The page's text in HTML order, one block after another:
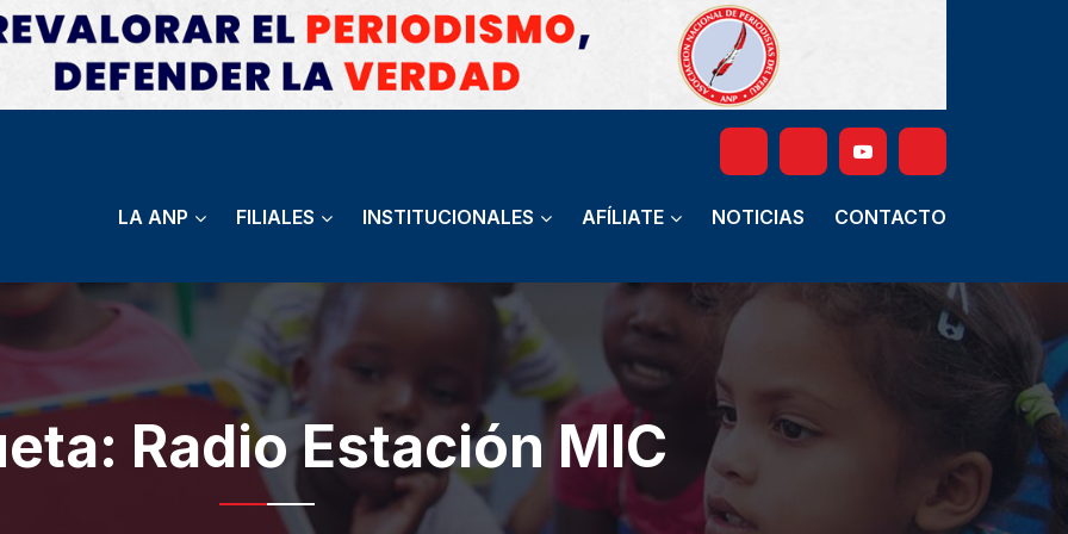
LA ANP FILIALES INSTITUCIONALES AFÍLIATE NOTICIAS CONTACTO
Radio Estación MIC